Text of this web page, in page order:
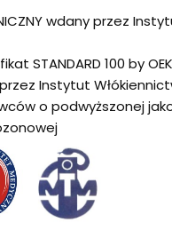
wdany przez
STANDARD 100 by
Instytut
o podwyższonej